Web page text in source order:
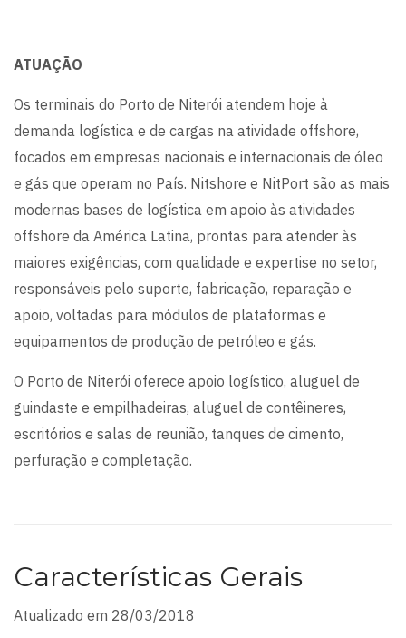
ATUAÇÃO
Os terminais do Porto de Niterói atendem hoje à
demanda logística e de cargas na atividade offshore,
focados em empresas nacionais e internacionais de óleo
e gás que operam no País. Nitshore e NitPort são as mais
modernas bases de logística em apoio às atividades
offshore da América Latina, prontas para atender às
maiores exigências, com qualidade e expertise no setor,
responsáveis pelo suporte, fabricação, reparação e
apoio, voltadas para módulos de plataformas e
equipamentos de produção de petróleo e gás.
O Porto de Niterói oferece apoio logístico, aluguel de
guindaste e empilhadeiras, aluguel de contêineres,
escritórios e salas de reunião, tanques de cimento,
perfuração e completação.
Características Gerais
Atualizado em 28/03/2018